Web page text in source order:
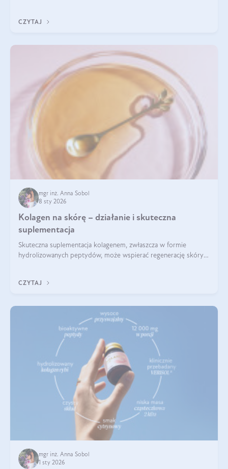
CZYTAJ
mgr inż. Anna Sobol
8 sty 2026
Kolagen na skórę – działanie i skuteczna
suplementacja
Skuteczna suplementacja kolagenem, zwłaszcza w formie
hydrolizowanych peptydów, może wspierać regenerację skóry i
CZYTAJ
mgr inż. Anna Sobol
1 sty 2026